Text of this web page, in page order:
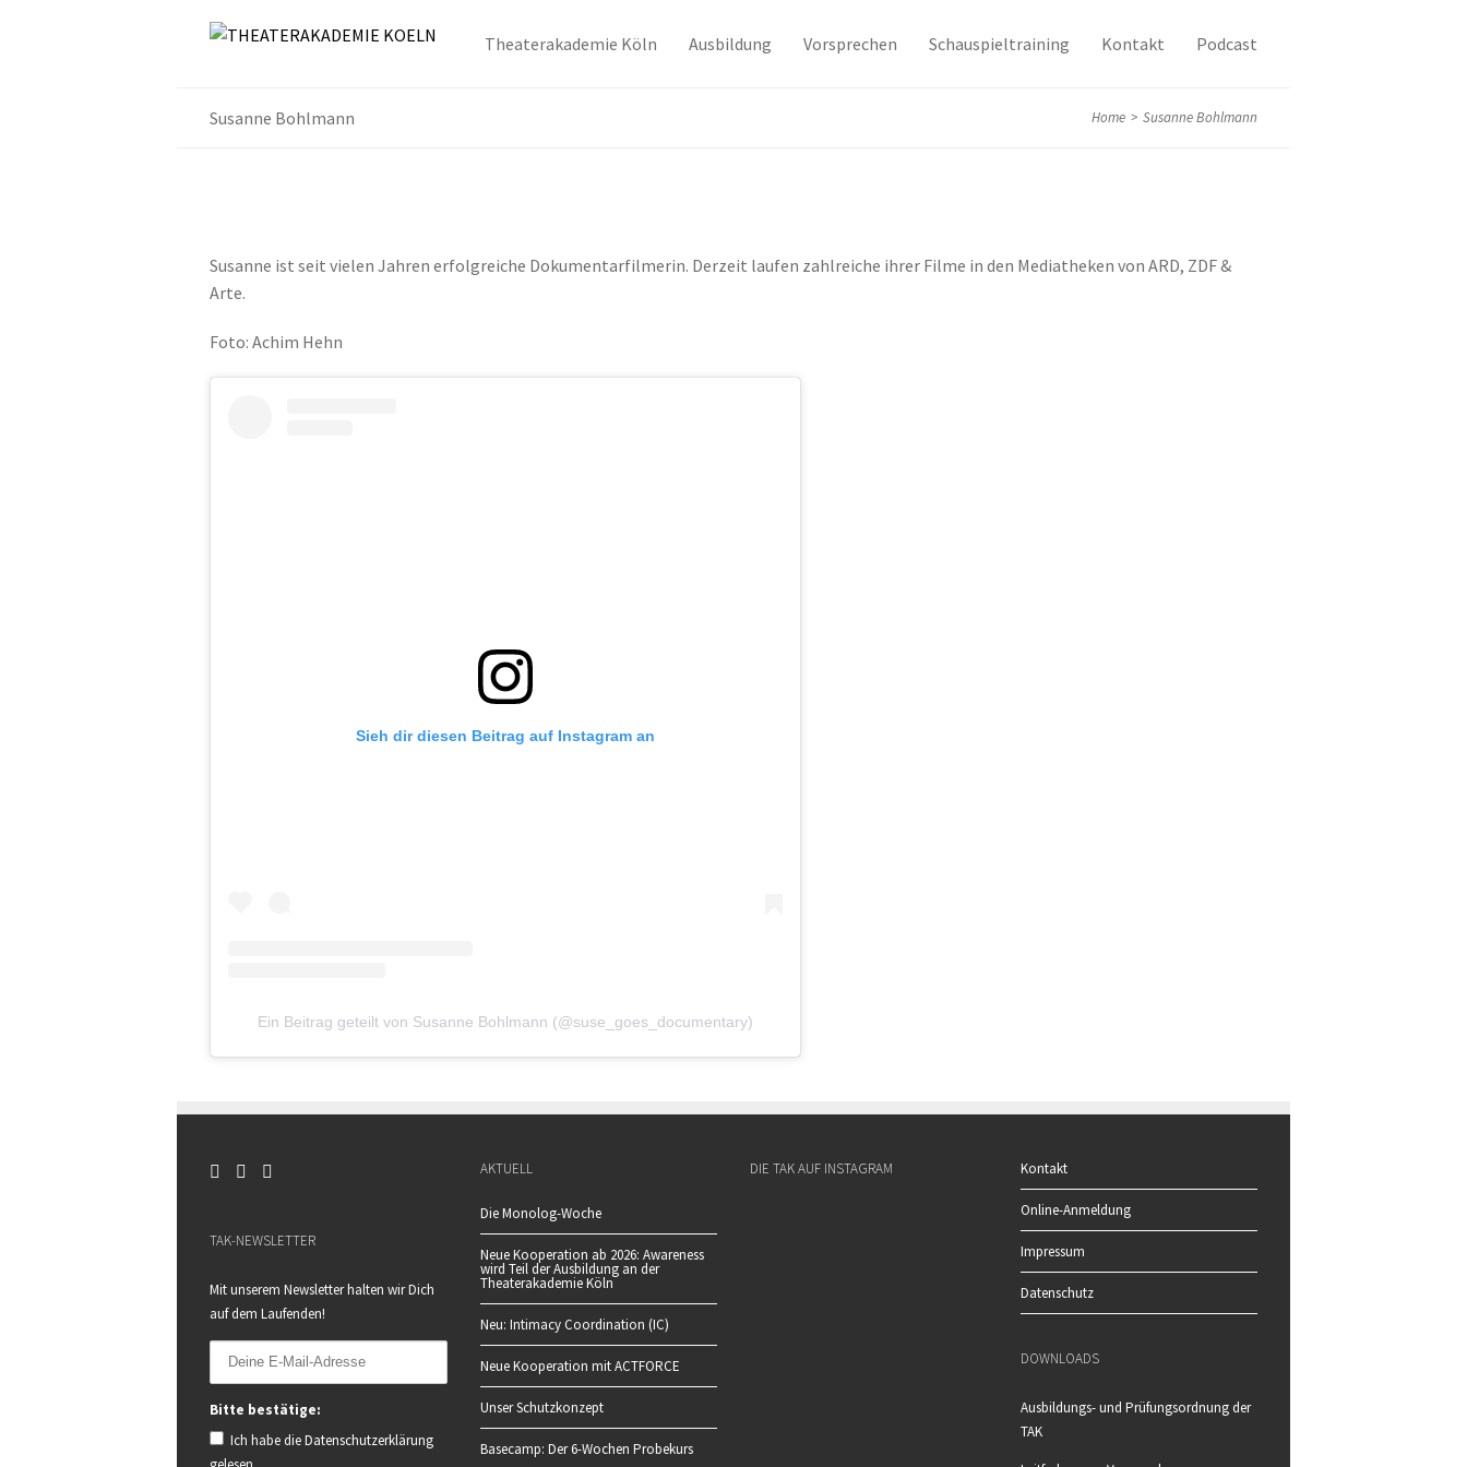
Theaterakademie Köln Ausbildung Vorsprechen Schauspieltraining Kontakt Podcast
Susanne Bohlmann Home > Susanne Bohlmann
Susanne ist seit vielen Jahren erfolgreiche Dokumentarfilmerin. Derzeit laufen zahlreiche ihrer Filme in den Mediatheken von ARD, ZDF &
Arte.
Foto: Achim Hehn
Sieh dir diesen Beitrag auf Instagram an
Ein Beitrag geteilt von Susanne Bohlmann (@suse_goes_documentary)
TAK-NEWSLETTER
Mit unserem Newsletter halten wir Dich
auf dem Laufenden!
Bitte bestätige:
Ich habe dieDatenschutzerklärung
AKTUELL
Die Monolog-Woche
Neue Kooperation ab 2026: Awareness
wird Teil der Ausbildung an der
Theaterakademie Köln
Neu: Intimacy Coordination (IC)
Neue Kooperation mit ACTFORCE
Unser Schutzkonzept
Basecamp: Der 6-Wochen Probekurs
DIE TAK AUF INSTAGRAM Kontakt
Online-Anmeldung
Impressum
Datenschutz
DOWNLOADS
Ausbildungs- und Prüfungsordnung der
TAK